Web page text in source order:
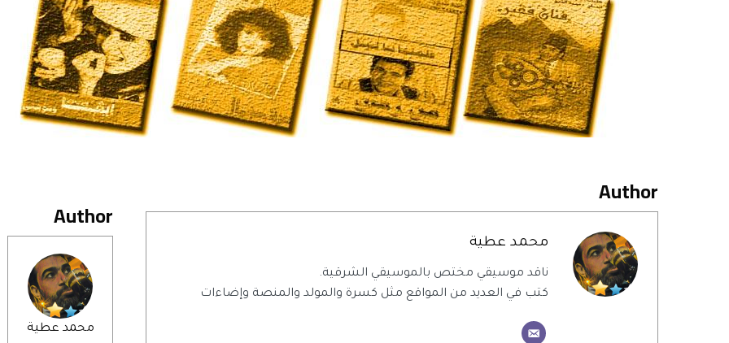
Author
محمد عطية
Author
محمد عطية
ناقد موسيقي مختص بالموسيقي الشرقية.
كتب في العديد من المواقع مثل كسرة والمولد والمنصة وإضاءات